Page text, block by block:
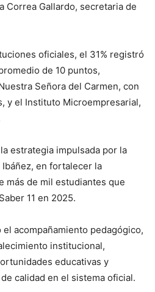
Correa Gallardo, secretaria de
oficiales, el 31% registró
de 10 puntos,
Señora del Carmen, con
y el Instituto Microempresarial,
estrategia impulsada por la
en fortalecer la
más de mil estudiantes que
11 en 2025.
el acompañamiento pedagógico,
institucional,
educativas y
calidad en el sistema oficial.